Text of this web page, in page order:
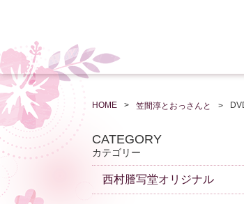
HOME 笠間淳とおっさんと
CATEGORY
カテゴリー
西村謄写堂オリジナル